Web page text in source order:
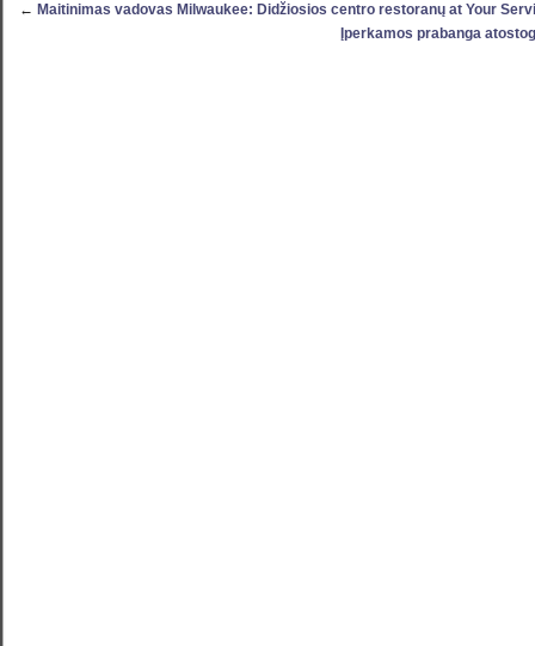
← Maitinimas vadovas Milwaukee: Didžiosios centro restoranų at Your
Įperkamos prabanga